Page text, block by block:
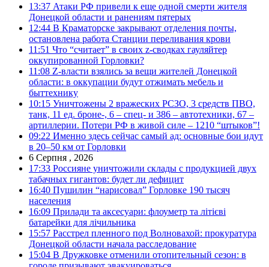
13:37 Атаки РФ привели к еще одной смерти жителя
Донецкой области и ранениям пятерых
12:44 В Краматорске закрывают отделения почты,
остановлена работа Станции переливания крови
11:51 Что “считает” в своих z-сводках гауляйтер
оккупированной Горловки?
11:08 Z-власти взялись за вещи жителей Донецкой
области: в оккупации будут отжимать мебель и
быттехнику
10:15 Уничтожены 2 вражеских РСЗО, 3 средств ПВО,
танк, 11 ед. броне-, 6 – спец- и 386 – автотехники, 67 –
артиллерии. Потери РФ в живой силе – 1210 “штыков”!
09:22 Именно здесь сейчас самый ад: основные бои идут
в 20–50 км от Горловки
6 Серпня , 2026
17:33 Россияне уничтожили склады с продукцией двух
табачных гигантов: будет ли дефицит
16:40 Пушилин “нарисовал” Горловке 190 тысяч
населения
16:09 Прилади та аксесуари: флоуметр та літієві
батарейки для лічильника
15:57 Расстрел пленного под Волновахой: прокуратура
Донецкой области начала расследование
15:04 В Дружковке отменили отопительный сезон: в